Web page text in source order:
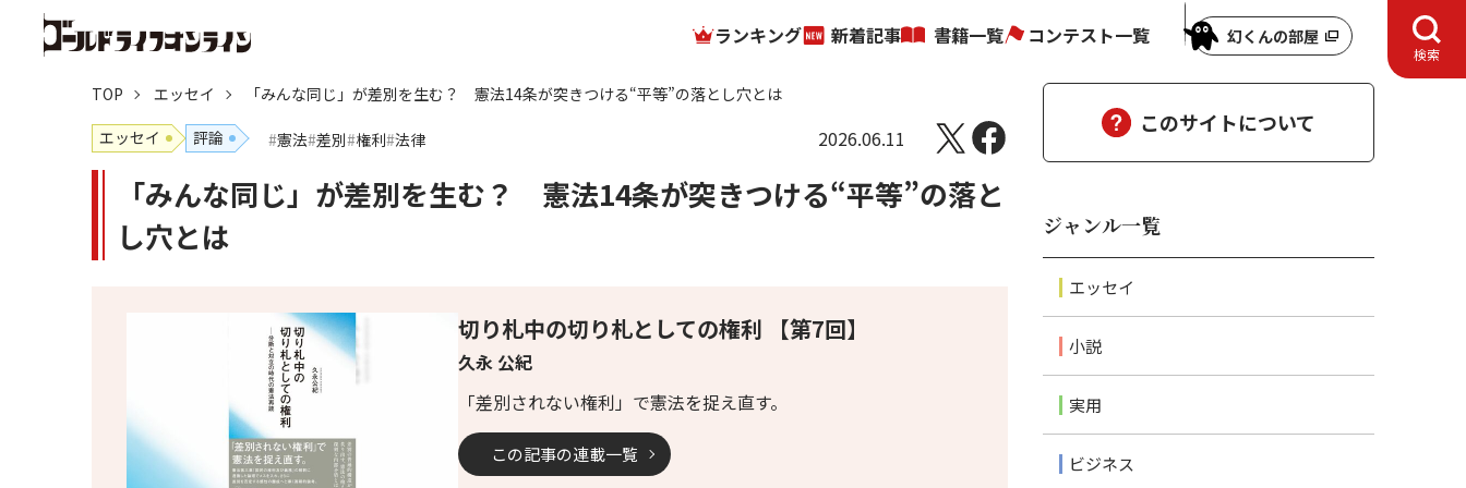
ランキング 新着記事 書籍一覧 コンテスト一覧 幻くんの部屋
検索
TOP エッセイ
「みんな同じ」が差別を生む？ 憲法14条が突きつける“平等”の落とし穴とは
エッセイ
評論 憲法 差別 権利 法律 2026.06.11
「みんな同じ」が差別を生む？ 憲法14条が突きつける“平等”の落と
し穴とは
切り札中の切り札としての権利 【第7回】
久永 公紀
「差別されない権利」で憲法を捉え直す。
この記事の連載一覧
このサイトについて
ジャンル一覧
エッセイ
小説
実用
ビジネス